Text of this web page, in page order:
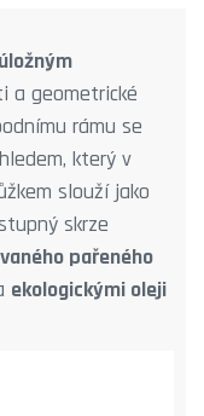
a geometrické
rámu se
který v
slouží jako
skrze
pařeného
ekologickými oleji